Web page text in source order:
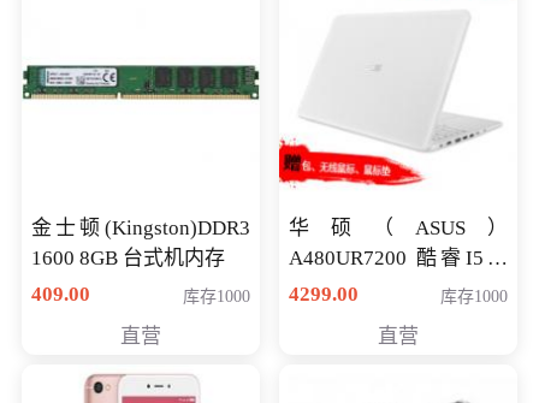
金士顿(Kingston)DDR3
1600 8GB 台式机内存
409.00
库存1000
直营
华硕（ASUS）
A480UR7200 酷睿I5超
薄学生办公游戏独显笔
NV930-2G独
4299.00 库存1000
直营